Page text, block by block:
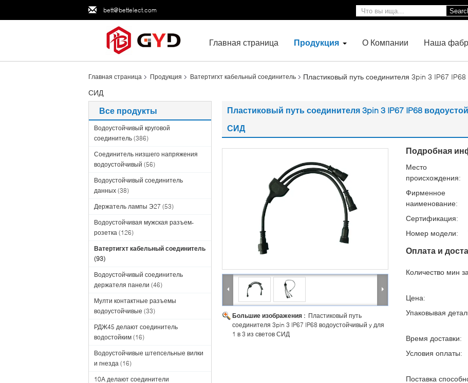
bett@bettelect.com
Главная страница Продукция О Компании Наша
Главная страница Продукция Ватертигхт кабельный соединитель
Пластиковый путь соединителя 3pin 3 IP67
СИД
Все продукты
Водоустойчивый круговой
соединитель (386)
Соединитель низшего напряжения
водоустойчивый (56)
Водоустойчивый соединитель
данных (38)
Держатель лампы Э27 (53)
Водоустойчивая мужская разъем-
розетка (126)
Ватертигхт кабельный соединитель
(93)
Водоустойчивый соединитель
держателя панели (46)
Мулти контактные разъемы
водоустойчивые (33)
РДЖ45 делают соединитель
водостойким (16)
Водоустойчивые штепсельные вилки
и гнезда (16)
10А делают соединители
Пластиковый путь соединителя 3pin 3 IP67 IP68
СИД
Большие изображения : Пластиковый путь
соединителя 3pin 3 IP67 IP68 водоустойчивый y для
1 в 3 из светов СИД
Подробная
Место
происхождения:
Фирменное
наименование:
Сертификация:
Номер модели:
Оплата и
Количество мин
Цена:
Упаковывая
Время доставки:
Условия оплаты:
Поставка